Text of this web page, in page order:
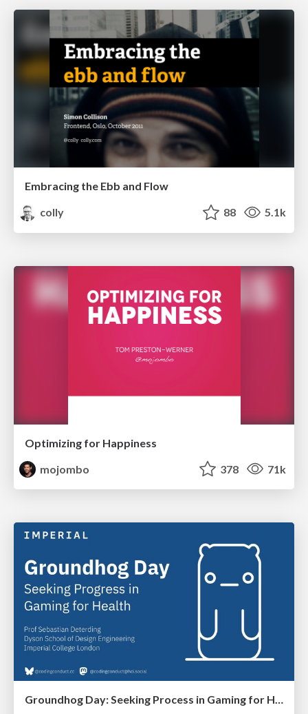
Embracing the Ebb and Flow
colly
88 5.1k
Optimizing for Happiness
mojombo
378 71k
Groundhog Day: Seeking Process in Gaming for Health